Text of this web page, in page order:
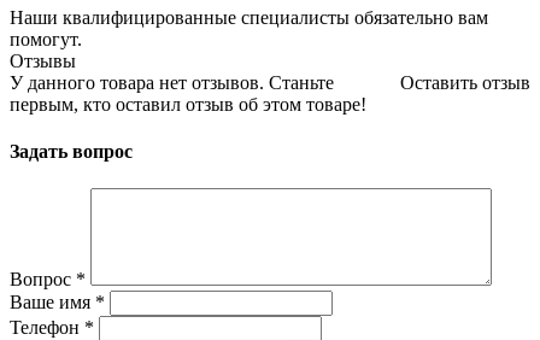
Наши квалифицированные специалисты обязательно вам
помогут.
Отзывы
Оставить отзыв
У данного товара нет отзывов. Станьте
первым, кто оставил отзыв об этом товаре!
Задать вопрос
Вопрос *
Ваше имя *
Телефон *